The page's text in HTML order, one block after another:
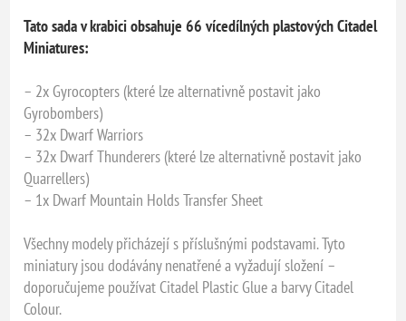
Tato sada v krabici obsahuje 66 vícedílných plastových Citadel
Miniatures:
– 2x Gyrocopters (které lze alternativně postavit jako
Gyrobombers)
– 32x Dwarf Warriors
– 32x Dwarf Thunderers (které lze alternativně postavit jako
Quarrellers)
– 1x Dwarf Mountain Holds Transfer Sheet
Všechny modely přicházejí s příslušnými podstavami. Tyto
miniatury jsou dodávány nenatřené a vyžadují složení –
doporučujeme používat Citadel Plastic Glue a barvy Citadel
Colour.